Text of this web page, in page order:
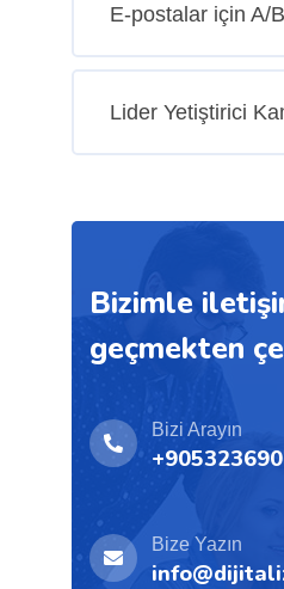
E-postalar için A/
Lider Yetiştirici
Bizimle
geçmekten
Bizi Arayın
Bize Yazın